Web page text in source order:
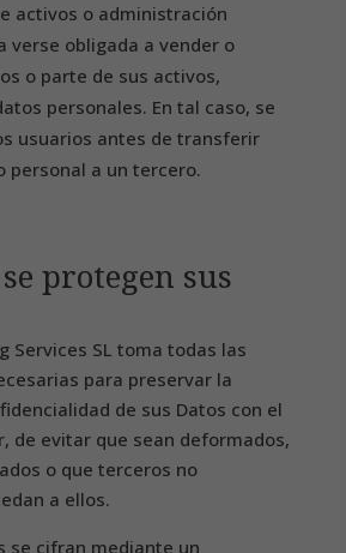
activos o administración
verse obligada a vender o
o parte de sus activos,
personales. En tal caso, se
usuarios antes de transferir
personal a un tercero.
protegen sus
Services SL toma todas las
para preservar la
de sus Datos con el
de evitar que sean deformados,
o que terceros no
a ellos.
se cifran mediante un